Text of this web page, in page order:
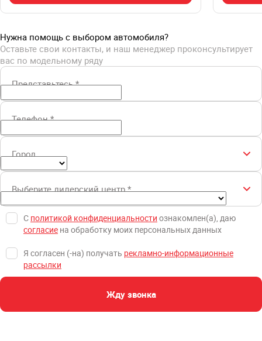
Нужна помощь с выбором автомобиля?
Оставьте свои контакты, и наш менеджер проконсультирует
вас по модельному ряду
Представьтесь*
Телефон*
Город
Выберите дилерский центр*
С политикой конфиденциальности ознакомлен(а), даю
согласие на обработку моих персональных данных
Я согласен (-на) получать рекламно-информационные
рассылки
Жду звонка